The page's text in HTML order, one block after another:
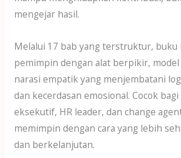
mengejar hasil.
Melalui 17 bab yang terstruktur, buku
pemimpin dengan alat berpikir,
narasi empatik yang menjembatani
dan kecerdasan emosional. Cocok
eksekutif, HR leader, dan change
memimpin dengan cara yang lebih
dan berkelanjutan.